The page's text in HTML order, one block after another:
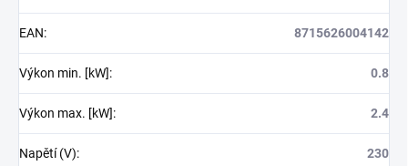
EAN: 8715626004142
Výkon min. [kW]: 0.8
Výkon max. [kW]: 2.4
Napětí (V): 230